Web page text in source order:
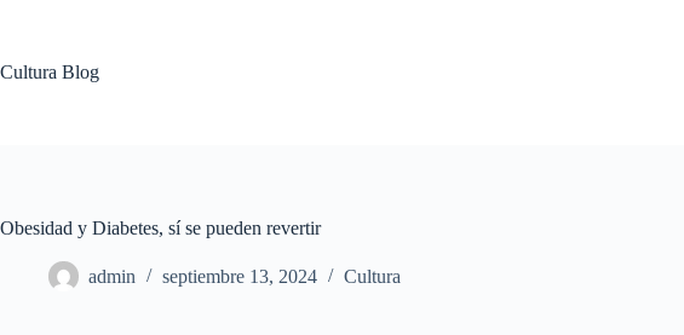
Cultura Blog
Obesidad y Diabetes, sí se pueden revertir
admin septiembre 13, 2024 Cultura